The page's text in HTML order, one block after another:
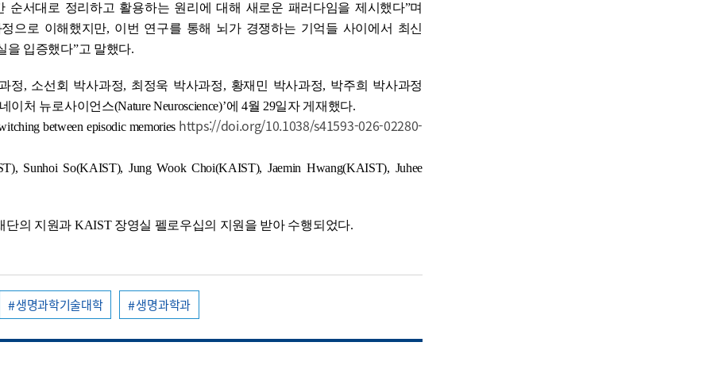
서대로 정리하고 활용하는 원리에 대해 새로운 패러다임을 제시했다”며
으로 이해했지만, 이번 연구를 통해 뇌가 경쟁하는 기억들 사이에서 최신
을 입증했다”고 말했다.
, 소선회 박사과정, 최정욱 박사과정, 황재민 박사과정, 박주희 박사과정
처 뉴로사이언스(Nature Neuroscience)’에 4월 29일자 게재했다.
between episodic memories https://doi.org/10.1038/s41593-026-02280-
So(KAIST), Jung Wook Choi(KAIST), Jaemin Hwang(KAIST), Juhee
의 지원과 KAIST 장영실 펠로우십의 지원을 받아 수행되었다.
생명과학기술대학 생명과학과